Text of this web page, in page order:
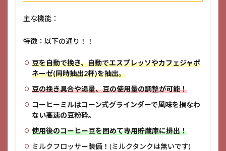
主な機能：
特徴：以下の通り！！
豆を自動で挽き、自動でエスプレッソやカフェジャポ
ネーゼ(同時抽出2杯)を抽出。
豆の挽き具合や湯量、豆の使用量の調整が可能！
コーヒーミルはコーン式グラインダーで風味を損なわ
ない高速の豆粉砕。
使用後のコーヒー豆を固めて専用貯蔵庫に排出！
ミルクフロッサー装備！(ミルクタンクは無いです)